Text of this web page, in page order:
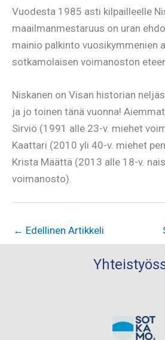
Vuodesta 1985 asti kilpailleelle
maailmanmestaruus on uran
mainio palkinto vuosikymmenien
sotkamolaisen voimanoston
Niskanen on Visan historian
ja jo toinen tänä vuonna!
Sirviö (1991 alle 23-v. miehet
Kaattari (2010 yli 40-v. miehet
Krista Määttä (2013 alle 18-v.
voimanosto).
← Edellinen Artikkeli